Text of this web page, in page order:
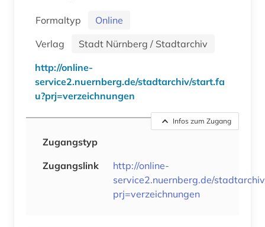
Formaltyp
Online
Verlag
Stadt Nürnberg / Stadtarchiv
http://online-
service2.nuernberg.de/stadtarchiv/start.fa
u?prj=verzeichnungen
Infos zum Zugang
Zugangstyp
Zugangslink
http://online-
service2.nuernberg.de/
prj=verzeichnungen